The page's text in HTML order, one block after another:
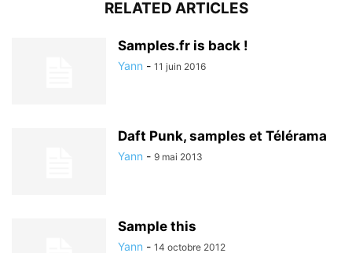
RELATED ARTICLES
Samples.fr is back !
Yann - 11 juin 2016
Daft Punk, samples et Télérama
Yann - 9 mai 2013
Sample this
Yann - 14 octobre 2012